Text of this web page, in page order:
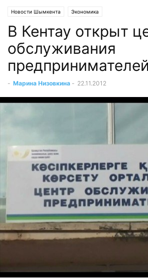
Новости Шымкента Экономика
В Кентау открыт
обслуживания
предпринимателей
- Марина Низовкина - 22.11.2012